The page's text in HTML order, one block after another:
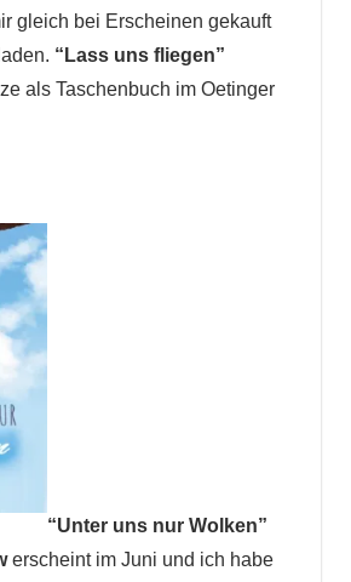
gleich bei Erscheinen gekauft
“Lass uns fliegen”
als Taschenbuch im Oetinger
“Unter uns nur Wolken”
erscheint im Juni und ich habe